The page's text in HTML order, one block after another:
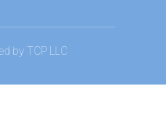
by TCP LLC